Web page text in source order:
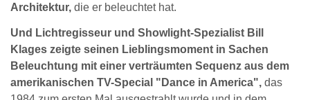
Architektur, die er beleuchtet hat.
Und Lichtregisseur und Showlight-Spezialist Bill
Klages zeigte seinen Lieblingsmoment in Sachen
Beleuchtung mit einer verträumten Sequenz aus dem
amerikanischen TV-Special "Dance in America", das